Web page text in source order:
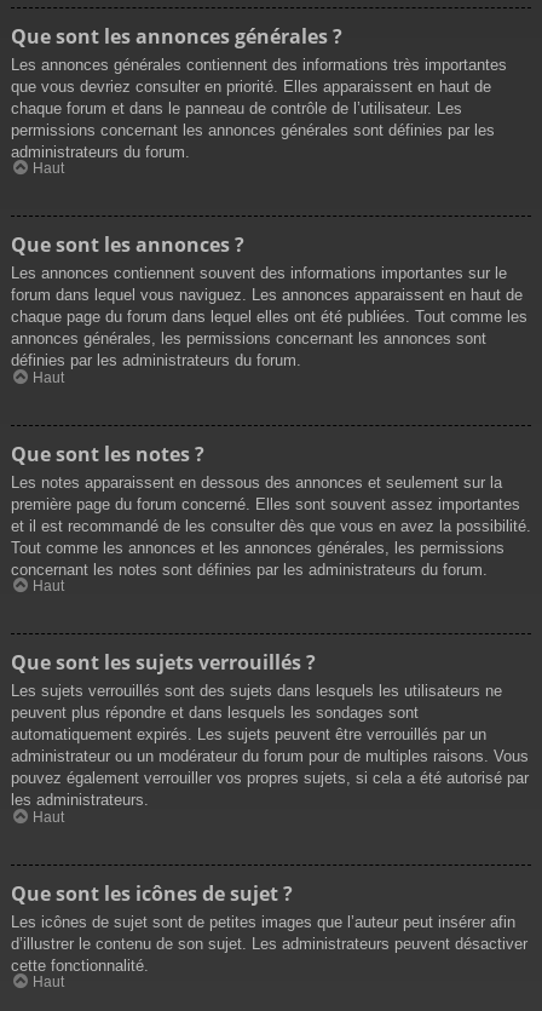
Que sont les annonces générales ?
Les annonces générales contiennent des informations très importantes
que vous devriez consulter en priorité. Elles apparaissent en haut de
chaque forum et dans le panneau de contrôle de l’utilisateur. Les
permissions concernant les annonces générales sont définies par les
administrateurs du forum.
Haut
Que sont les annonces ?
Les annonces contiennent souvent des informations importantes sur le
forum dans lequel vous naviguez. Les annonces apparaissent en haut de
chaque page du forum dans lequel elles ont été publiées. Tout comme les
annonces générales, les permissions concernant les annonces sont
définies par les administrateurs du forum.
Haut
Que sont les notes ?
Les notes apparaissent en dessous des annonces et seulement sur la
première page du forum concerné. Elles sont souvent assez importantes
et il est recommandé de les consulter dès que vous en avez la possibilité.
Tout comme les annonces et les annonces générales, les permissions
concernant les notes sont définies par les administrateurs du forum.
Haut
Que sont les sujets verrouillés ?
Les sujets verrouillés sont des sujets dans lesquels les utilisateurs ne
peuvent plus répondre et dans lesquels les sondages sont
automatiquement expirés. Les sujets peuvent être verrouillés par un
administrateur ou un modérateur du forum pour de multiples raisons. Vous
pouvez également verrouiller vos propres sujets, si cela a été autorisé par
les administrateurs.
Haut
Que sont les icônes de sujet ?
Les icônes de sujet sont de petites images que l’auteur peut insérer afin
d’illustrer le contenu de son sujet. Les administrateurs peuvent désactiver
cette fonctionnalité.
Haut